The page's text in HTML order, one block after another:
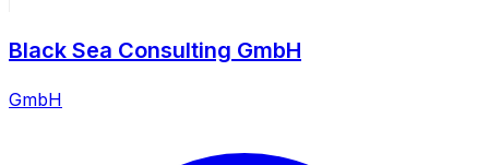
Black Sea Consulting GmbH
GmbH